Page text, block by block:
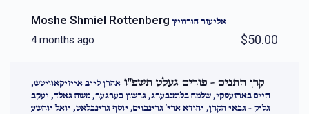
Moshe Shmiel Rottenbergאליעזר הורוויץ
4 months ago $50.00
קרן חתנים - פורים געלט תשפ''ו אהרן לייב אייזיקאוויטש,
חיים בארזעסקי, שלמה בלומנבערג, גרשון בערגער, משה גאלד, יעקב
גליק - גבאי הקרן, יהודא ארי` גרינבוים, יוסף גרינבלאט, יואל יוהשע